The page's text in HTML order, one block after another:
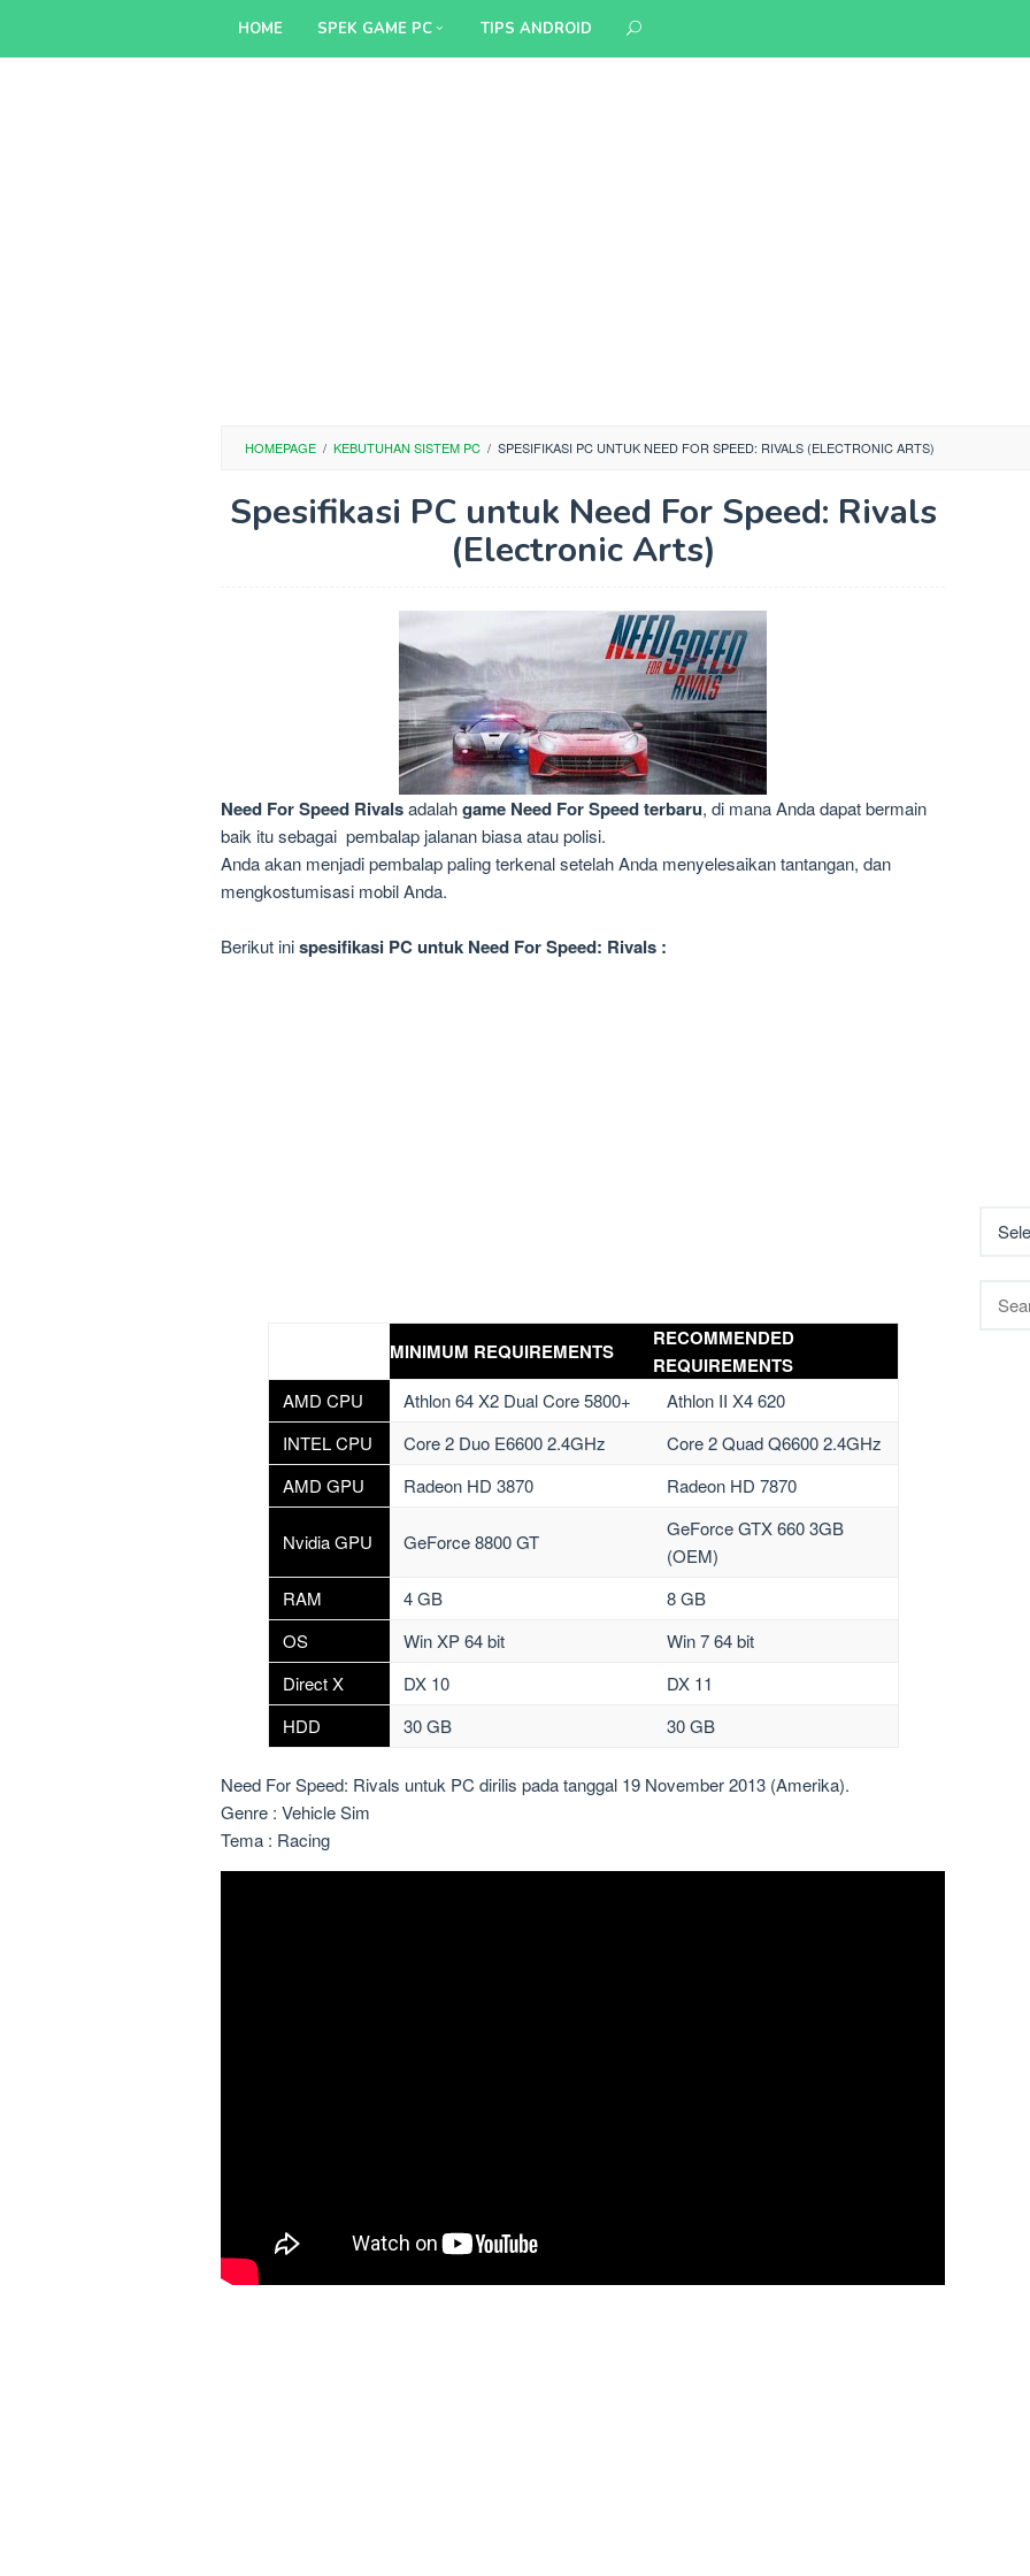
HOME SPEK GAME PC TIPS ANDROID
HOMEPAGE / KEBUTUHAN SISTEM PC / SPESIFIKASI PC UNTUK NEED FOR SPEED: RIVALS (ELECTRONIC ARTS)
Spesifikasi PC untuk Need For Speed: Rivals
(Electronic Arts)
Need For Speed ​​Rivalsadalahgame Need For Speedterbaru, di mana Anda dapatbermain
baik itu sebagai pembalap jalananbiasaatau polisi.
Anda akan menjadi pembalappaling terkenalsetelah Anda menyelesaikantantangan, dan
mengkostumisasi mobil Anda.
Berikut inispesifikasi PC untuk Need For Speed: Rivals :
MINIMUM REQUIREMENTS
RECOMMENDED
REQUIREMENTS
AMD CPU Athlon 64 X2 Dual Core 5800+
Athlon II X4 620
INTEL CPU
Core 2 Duo E6600 2.4GHz
Core 2 Quad Q6600 2.4GHz
AMD GPU
Radeon HD 3870 Radeon HD 7870
Nvidia GPU GeForce 8800 GT
GeForce GTX 660 3GB
(OEM)
RAM
4 GB
8 GB
OS
Win XP 64 bit
Win 7 64 bit
Direct X
DX 10
DX 11
HDD
30 GB 30 GB
Need For Speed: Rivals untuk PC dirilis pada tanggal 19 November 2013 (Amerika).
Genre : Vehicle Sim
Tema : Racing
for: